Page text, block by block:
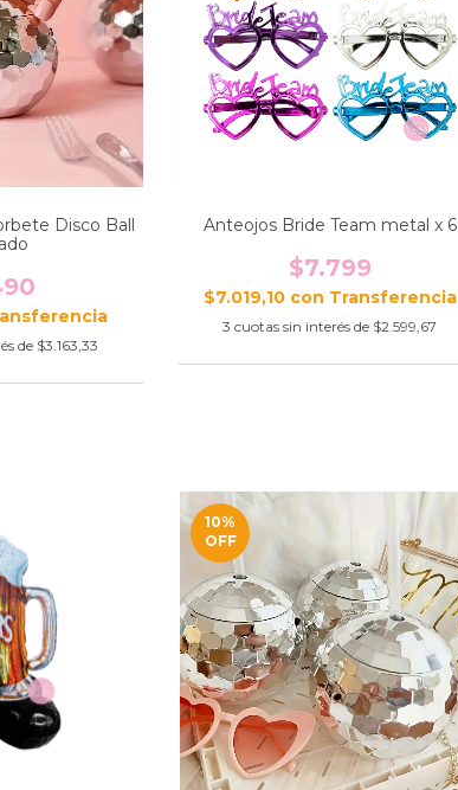
Disco Ball
de $3.163,33
Anteojos Bride Team metal x 6
$7.799
$7.019,10 con
3 cuotas sin interés de $2.599,67
10%
OFF